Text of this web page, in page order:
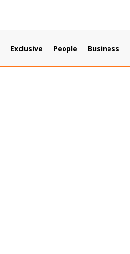
Exclusive People Business